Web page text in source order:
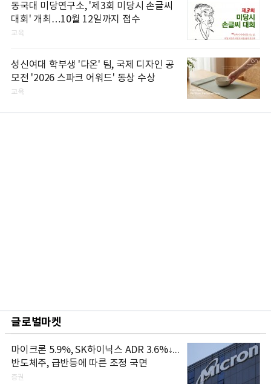
동국대 미당연구소, '제3회 미당시 손글씨
대회' 개최…10월 12일까지 접수
교육
성신여대 학부생 '다온' 팀, 국제 디자인 공
모전 '2026 스파크 어워드' 동상 수상
교육
글로벌마켓
마이크론 5.9%, SK하이닉스 ADR 3.6%↓...
반도체주, 급반등에 따른 조정 국면
증권